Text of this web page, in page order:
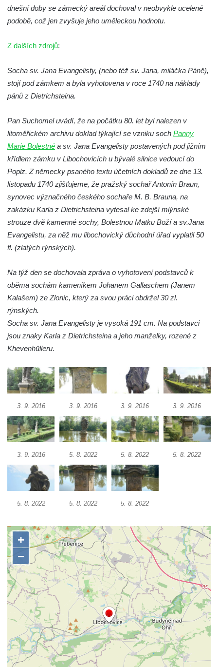
Českých Budějovicích
Na Sadech v Českých Budějovicích
Pomník Přemysla Otakara II. v parku Na
Sadech v Českých Budějovicích
Českých Budějovicích
Poslední dochovaný tramvajový sloup na
Pražské třídě v Českých Budějovicích
Socha Civilizovaní na Husově třídě v
Českých Budějovicích
Socha svatého Jana Nepomuckého Na
Sadech u Mlýnské stoky v Českých
Budějovicích
Socha svatého Zachariáše na nádvoří
kláštera dominikánů v Českých
Socha svatého Josefa na nádvoří kláštera
dominikánů v Českých Budějovicích
Socha svaté Anny na nádvoří kláštera
dominikánů v Českých Budějovicích
Socha svatého Dominika na nádvoří
kláštera dominikánů v Českých
Budějovicích
Sousoší Kalvárie před klášterem
dominikánů u Piaristického náměstí v
Pamětní deska Tomáše Garrigue Masaryka
na radnici v Českých Budějovicích
Pamětní deska na biskupské rezidenci v
Českých Budějovicích
Pamětní deska Josefa Hloucha na
biskupské rezidenci v Českých
Budějovicích
Socha žáby u rybníčku na Náměstí v
Kamenném Újezdě
Pamětní kámen družebních obcí Kamenný
dnešní doby se zámecký areál dochoval v neobvykle ucelené
podobě, což jen zvyšuje jeho uměleckou hodnotu.
Z dalších zdrojů:
Socha sv. Jana Evangelisty, (nebo též sv. Jana, miláčka Páně),
stojí pod zámkem a byla vyhotovena v roce 1740 na náklady
pánů z Dietrichsteina.
Pan Suchomel uvádí, že na počátku 80. let byl nalezen v
litoměřickém archivu doklad týkající se vzniku soch Panny
Marie Bolestné a sv. Jana Evangelisty postavených pod jižním
křídlem zámku v Libochovicích u bývalé silnice vedoucí do
Poplz. Z německy psaného textu účetních dokladů ze dne 13.
listopadu 1740 zjišťujeme, že pražský sochař Antonín Braun,
synovec význačného českého sochaře M. B. Brauna, na
zakázku Karla z Dietrichsteina vytesal ke zdejší mlýnské
strouze dvě kamenné sochy, Bolestnou Matku Boží a sv.Jana
Evangelistu, za něž mu libochovický důchodní úřad vyplatil 50
fl. (zlatých rýnských).
Na týž den se dochovala zpráva o vyhotovení podstavců k
oběma sochám kameníkem Johanem Gallaschem (Janem
Kalašem) ze Zlonic, který za svou práci obdržel 30 zl.
rýnských.
Socha sv. Jana Evangelisty je vysoká 191 cm. Na podstavci
jsou znaky Karla z Dietrichsteina a jeho manželky, rozené z
Khevenhülleru.
3. 9. 2016 3. 9. 2016 3. 9. 2016 3. 9. 2016
3. 9. 2016 5. 8. 2022 5. 8. 2022 5. 8. 2022
5. 8. 2022 5. 8. 2022 5. 8. 2022